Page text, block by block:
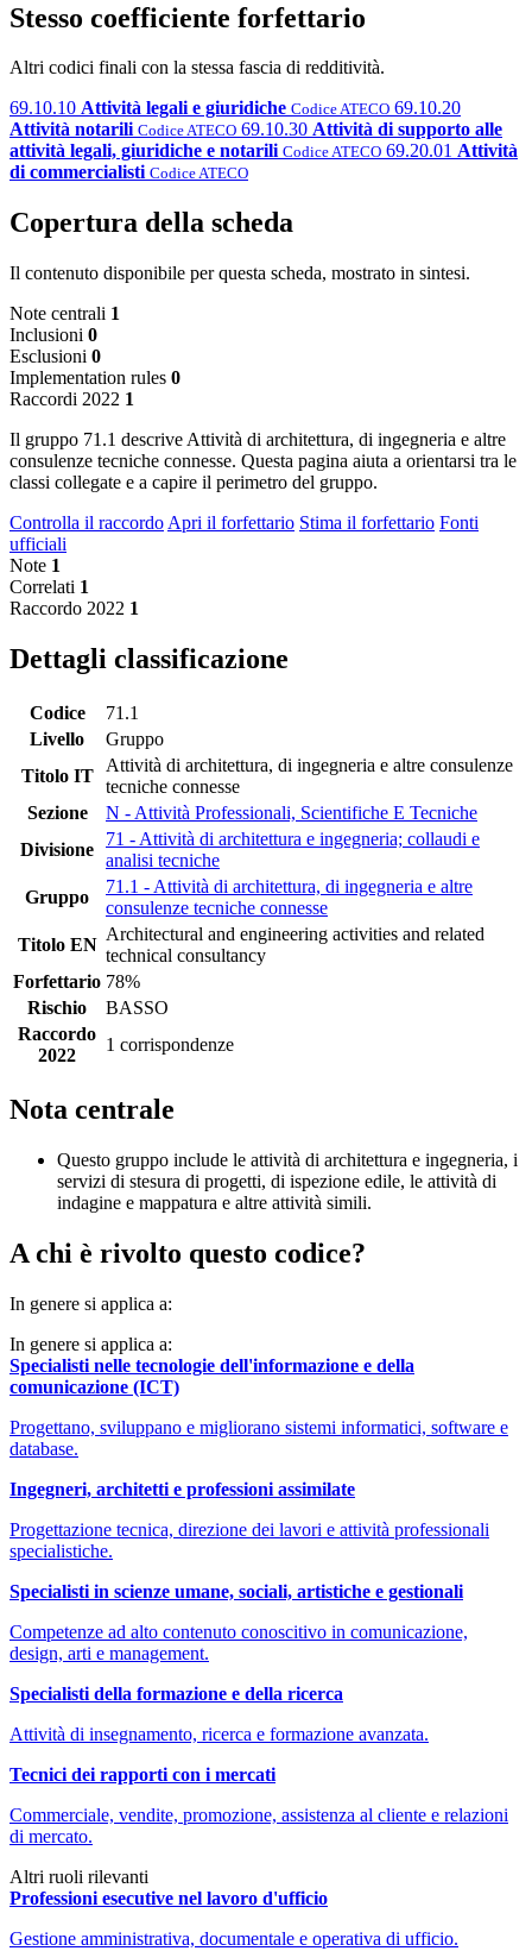
Stesso coefficiente forfettario
Altri codici finali con la stessa fascia di redditività.
69.10.10 Attività legali e giuridiche Codice ATECO 69.10.20
Attività notarili Codice ATECO 69.10.30 Attività di supporto alle
attività legali, giuridiche e notarili Codice ATECO 69.20.01 Attività
di commercialisti Codice ATECO
Copertura della scheda
Il contenuto disponibile per questa scheda, mostrato in sintesi.
Note centrali 1
Inclusioni 0
Esclusioni 0
Implementation rules 0
Raccordi 2022 1
Il gruppo 71.1 descrive Attività di architettura, di ingegneria e altre
consulenze tecniche connesse. Questa pagina aiuta a orientarsi tra le
classi collegate e a capire il perimetro del gruppo.
Controlla il raccordo Apri il forfettario Stima il forfettario Fonti
ufficiali
Note 1
Correlati 1
Raccordo 2022 1
Dettagli classificazione
Codice
71.1
Livello
Gruppo
Titolo IT
Attività di architettura, di ingegneria e altre consulenze
tecniche connesse
Sezione
N - Attività Professionali, Scientifiche E Tecniche
Divisione
71 - Attività di architettura e ingegneria; collaudi e
analisi tecniche
Gruppo
71.1 - Attività di architettura, di ingegneria e altre
consulenze tecniche connesse
Titolo EN
Architectural and engineering activities and related
technical consultancy
Forfettario 78%
Rischio
BASSO
Raccordo
2022
1 corrispondenze
Nota centrale
Questo gruppo include le attività di architettura e ingegneria, i
servizi di stesura di progetti, di ispezione edile, le attività di
indagine e mappatura e altre attività simili.
A chi è rivolto questo codice?
In genere si applica a:
In genere si applica a:
Specialisti nelle tecnologie dell'informazione e della
comunicazione (ICT)
Progettano, sviluppano e migliorano sistemi informatici, software e
database.
Ingegneri, architetti e professioni assimilate
Progettazione tecnica, direzione dei lavori e attività professionali
specialistiche.
Specialisti in scienze umane, sociali, artistiche e gestionali
Competenze ad alto contenuto conoscitivo in comunicazione,
design, arti e management.
Specialisti della formazione e della ricerca
Attività di insegnamento, ricerca e formazione avanzata.
Tecnici dei rapporti con i mercati
Commerciale, vendite, promozione, assistenza al cliente e relazioni
di mercato.
Altri ruoli rilevanti
Professioni esecutive nel lavoro d'ufficio
Gestione amministrativa, documentale e operativa di ufficio.